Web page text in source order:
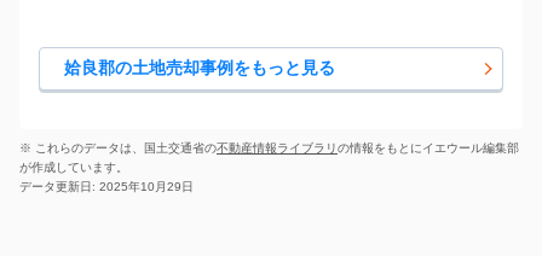
姶良郡の土地売却事例をもっと見る
※ これらのデータは、国土交通省の不動産情報ライブラリの情報をもとにイエウール編集部
が作成しています。
データ更新日: 2025年10月29日